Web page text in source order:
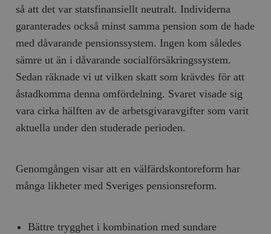
så att det var statsfinansiellt neutralt. Individerna
garanterades också minst samma pension som de hade
med dåvarande pensionssystem. Ingen kom således
sämre ut än i dåvarande socialförsäkringssystem.
Sedan räknade vi ut vilken skatt som krävdes för att
åstadkomma denna omfördelning. Svaret visade sig
vara cirka hälften av de arbetsgivaravgifter som varit
aktuella under den studerade perioden.
Genomgången visar att en välfärdskontoreform har
många likheter med Sveriges pensionsreform.
Bättre trygghet i kombination med sundare